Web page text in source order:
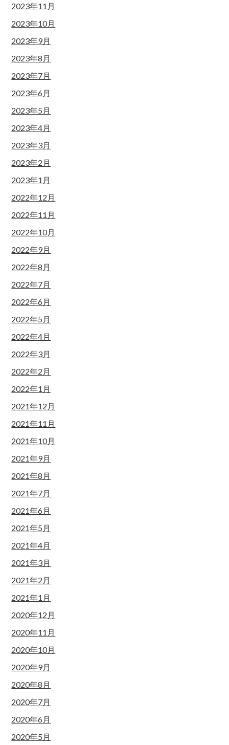
2023年11月
2023年10月
2023年9月
2023年8月
2023年7月
2023年6月
2023年5月
2023年4月
2023年3月
2023年2月
2023年1月
2022年12月
2022年11月
2022年10月
2022年9月
2022年8月
2022年7月
2022年6月
2022年5月
2022年4月
2022年3月
2022年2月
2022年1月
2021年12月
2021年11月
2021年10月
2021年9月
2021年8月
2021年7月
2021年6月
2021年5月
2021年4月
2021年3月
2021年2月
2021年1月
2020年12月
2020年11月
2020年10月
2020年9月
2020年8月
2020年7月
2020年6月
2020年5月